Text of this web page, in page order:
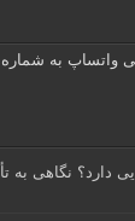
09056213048 در ارتباط
دارد؟ نگاهی به